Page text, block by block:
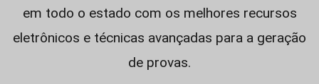
em todo o estado com os melhores recursos
eletrônicos e técnicas avançadas para a geração
de provas.